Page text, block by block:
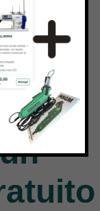
per